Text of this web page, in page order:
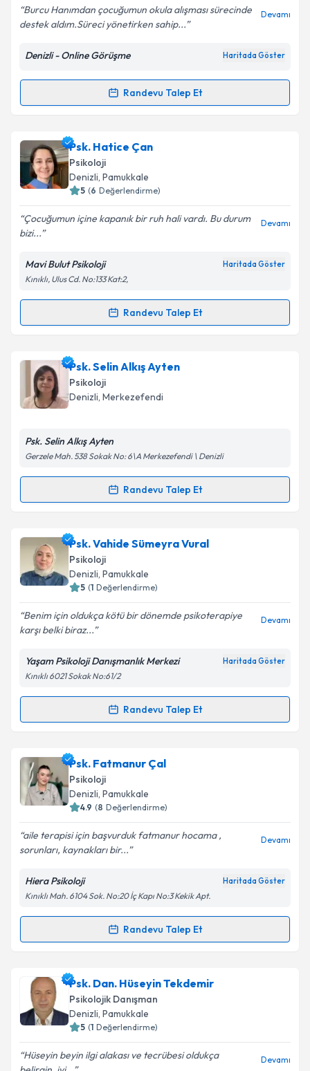
Burcu Hanımdan çocuğumun okula alışması sürecinde
destek aldım.Süreci yönetirken sahip...
Devamı
Denizli - Online Görüşme Haritada Göster
Randevu Talep Et
Randevu Takvimi Talebi
Psk. Dan. Burcu Gülbahar Seyrek
takvimi talebi oluşturun. Size bu uzmandan randevu
almanız için bir takvim hazırlandığında e-posta ile
bilgilendireceğiz.
E-posta Adresiniz
Kişisel verilerimin işlenmesine ilişkin
Metni'ni okudum ve kişisel verilerimin belirtilen
kapsamda işlenmesini kabul ediyorum.
Psk. Hatice Çan
Psikoloji
Denizli, Pamukkale
5 (6 Değerlendirme)
Çocuğumun içine kapanık bir ruh hali vardı. Bu durum
bizi...
Devamı
Mavi Bulut Psikoloji Haritada Göster
Kınıklı, Ulus Cd. No:133 Kat:2,
Randevu Talep Et
Randevu Takvimi Talebi
Psk. Hatice Çaniçin randevu takvimi talebi oluşturun.
Size bu uzmandan randevu almanız için bir takvim
hazırlandığında e-posta ile bilgilendireceğiz.
Kişisel verilerimin işlenmesine ilişkin
Metni'ni okudum ve kişisel verilerimin belirtilen
Takvim Talebini Gönder
Psk. Selin Alkış Ayten
Psikoloji
Denizli, Merkezefendi
Psk. Selin Alkış Ayten
Gerzele Mah. 538 Sokak No: 6\A Merkezefendi \ Denizli
Randevu Talep Et
Randevu Takvimi Talebi
Psk. Selin Alkış Ayteniçin randevu takvimi talebi
oluşturun. Size bu uzmandan randevu almanız için bir
takvim hazırlandığında e-posta ile bilgilendireceğiz.
Kişisel verilerimin işlenmesine ilişkin
Aydınlatma
Metni'ni okudum ve kişisel verilerimin belirtilen
kapsamda işlenmesini kabul ediyorum.
Psk. Vahide Sümeyra Vural
Psikoloji
Denizli, Pamukkale
5 (1 Değerlendirme)
Benim için oldukça kötü bir dönemde psikoterapiye
karşı belki biraz...
Devamı
Yaşam Psikoloji Danışmanlık Merkezi Haritada Göster
Kınıklı 6021 Sokak No:61/2
Randevu Talep Et
Randevu Takvimi Talebi
Psk. Vahide Sümeyra Vural
talebi oluşturun. Size bu uzmandan randevu almanız
için bir takvim hazırlandığında e-posta ile
bilgilendireceğiz.
E-posta Adresiniz
Kişisel verilerimin işlenmesine ilişkin
Metni'ni okudum ve kişisel verilerimin belirtilen
kapsamda işlenmesini kabul ediyorum.
Psk. Fatmanur Çal
Psikoloji
Denizli, Pamukkale
4.9 (8 Değerlendirme)
aile terapisi için başvurduk fatmanur hocama ,
sorunları, kaynakları bir...
Devamı
Hiera Psikoloji Haritada Göster
Kınıklı Mah. 6104 Sok. No:20 İç Kapı No:3 Kekik Apt.
Randevu Talep Et
Randevu Takvimi Talebi
Psk. Fatmanur Çaliçin randevu takvimi talebi
oluşturun. Size bu uzmandan randevu almanız için bir
takvim hazırlandığında e-posta ile bilgilendireceğiz.
Psk. Dan. Hüseyin Tekdemir
Psikolojik Danışman
Denizli, Pamukkale
5 (1 Değerlendirme)
Hüseyin beyin ilgi alakası ve tecrübesi oldukça
Devamı